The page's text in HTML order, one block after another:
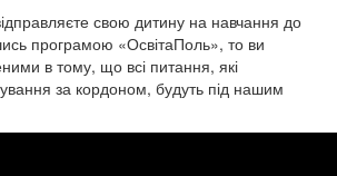
свою дитину на навчання до
програмою «ОсвітаПоль», то ви
в тому, що всі питання, які
за кордоном, будуть під нашим